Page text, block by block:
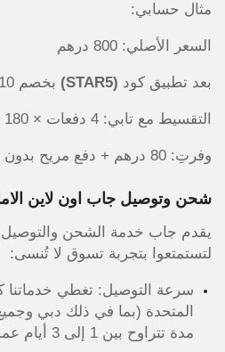
مثال حسابي:
السعر الأصلي: 800 درهم
بعد تطبيق كود (STAR5) بخصم 10%: 720 درهم
التقسيط مع تابي: 4 دفعات × 180 درهم كل أسبوعين
وفرتِ: 80 درهم + دفع مريح بدون فوائد
شحن وتوصيل جاب اون لاين
يقدم جاب خدمة الشحن والتوصيل
لتستمتعوا بتجربة تسوق لا تُنسى:
سرعة التوصيل: تغطي خدماتنا
المتحدة (بما في ذلك دبي
مدة تتراوح بين 1 إلى 3 أيام عمل فقط.